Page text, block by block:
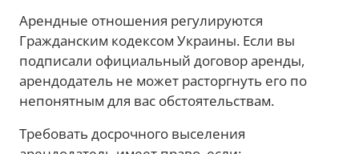
Арендные отношения регулируются
Гражданским кодексом Украины. Если вы
подписали официальный договор аренды,
арендодатель не может расторгнуть его по
непонятным для вас обстоятельствам.
Требовать досрочного выселения